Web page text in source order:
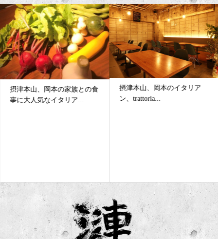
摂津本山、岡本の家族との食
事に大人気なイタリア...
摂津本山、岡本のイタリア
ン、trattoria...